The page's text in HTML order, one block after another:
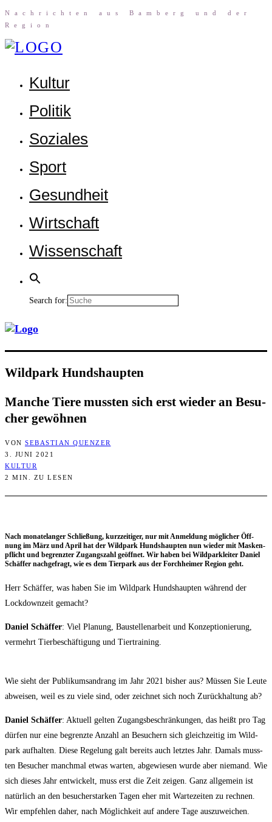
Nach­rich­ten aus Bam­berg und der
Region
Kul­tur
Poli­tik
Sozia­les
Sport
Gesund­heit
Wirt­schaft
Wis­sen­schaft
Search for:
Wild­park Hundshaupten
Man­che Tie­re muss­ten sich erst wie­der an Besu­
cher gewöhnen
VON SEBASTIAN QUENZER
3. JUNI 2021
KULTUR
2 MIN. ZU LESEN
Nach mona­te­lan­ger Schlie­ßung, kurz­zei­ti­ger, nur mit Anmel­dung mög­li­cher Öff­
nung im März und April hat der Wild­park Hunds­haup­ten nun wie­der mit Mas­ken­
pflicht und begrenz­ter Zugangs­zahl geöff­net. Wir haben bei Wild­park­lei­ter Dani­el
Schäf­fer nach­ge­fragt, wie es dem Tier­park aus der Forch­hei­mer Regi­on geht.
Herr Schäf­fer, was haben Sie im Wild­park Hunds­haup­ten wäh­rend der
Lock­down­zeit gemacht?
Dani­el Schäf­fer: Viel Pla­nung, Bau­stel­len­ar­beit und Kon­zep­tio­nie­rung,
ver­mehrt Tier­be­schäf­ti­gung und Tiertraining.
Wie sieht der Publi­kums­an­drang im Jahr 2021 bis­her aus? Müs­sen Sie Leu­te
abwei­sen, weil es zu vie­le sind, oder zeich­net sich noch Zurück­hal­tung ab?
Dani­el Schäf­fer: Aktu­ell gel­ten Zugangs­be­schrän­kun­gen, das heißt pro Tag
dür­fen nur eine begrenz­te Anzahl an Besu­chern sich gleich­zei­tig im Wild­
park auf­hal­ten. Die­se Rege­lung galt bereits auch letz­tes Jahr. Damals muss­
ten Besu­cher manch­mal etwas war­ten, abge­wie­sen wur­de aber nie­mand. Wie
sich die­ses Jahr ent­wi­ckelt, muss erst die Zeit zei­gen. Ganz all­ge­mein ist
natür­lich an den besu­cher­star­ken Tagen eher mit War­te­zei­ten zu rech­nen.
Wir emp­feh­len daher, nach Mög­lich­keit auf ande­re Tage auszuweichen.